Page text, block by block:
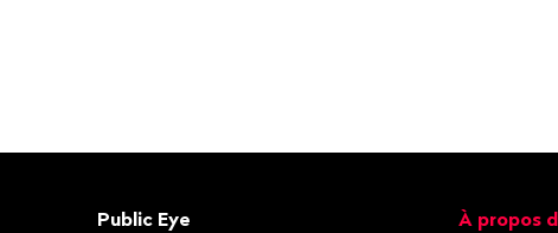
Contact
Public Eye
Navigation
À propos